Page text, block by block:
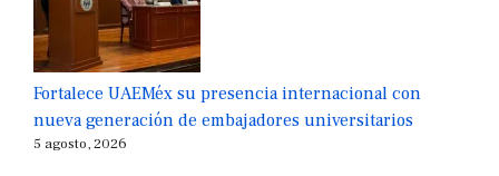
Fortalece UAEMéx su presencia internacional con
nueva generación de embajadores universitarios
5 agosto, 2026